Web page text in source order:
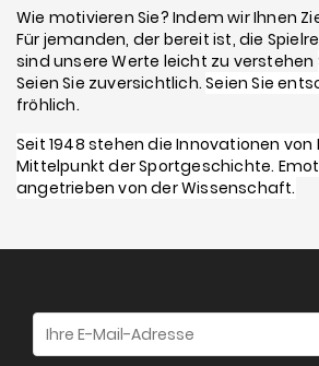
Wie motivieren Sie? Indem wir Ihnen
Für jemanden, der bereit ist, die
sind unsere Werte leicht zu verstehen
Seien Sie zuversichtlich.Seien Sie
fröhlich.
Seit 1948 stehen die Innovationen von
Mittelpunkt der Sportgeschichte.
angetrieben von der Wissenschaft.